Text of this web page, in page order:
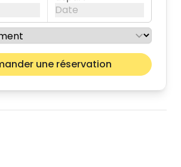
Date
Mois
mer. jeu. ven. sam.
une réservation